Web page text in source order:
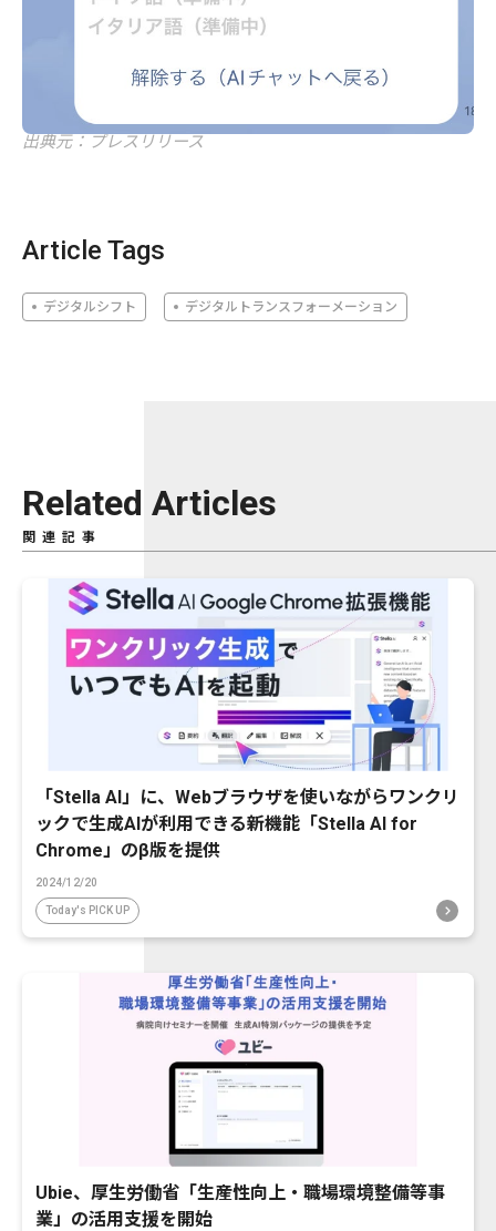
出典元：プレスリリース
Article Tags
デジタルシフト デジタルトランスフォーメーション
Related Articles
関連記事
「Stella AI」に、Webブラウザを使いながらワンクリ
ックで生成AIが利用できる新機能「Stella AI for
Chrome」のβ版を提供
2024/12/20
Today's PICK UP
Ubie、厚生労働省「生産性向上・職場環境整備等事
業」の活用支援を開始